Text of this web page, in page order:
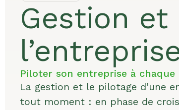
Gestion
Piloter son entreprise à chaque
La gestion et le pilotage d’une
tout moment : en phase de